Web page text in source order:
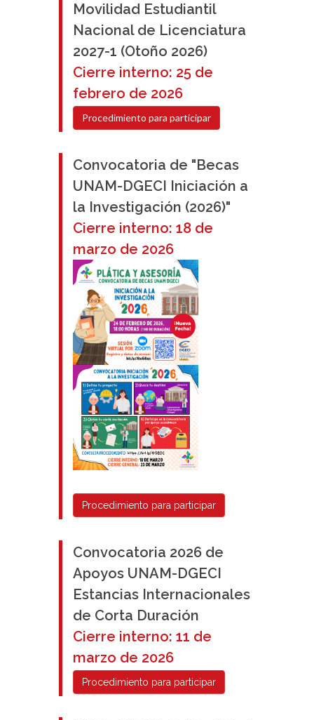
Movilidad Estudiantil
Nacional de Licenciatura
2027-1 (Otoño 2026)
Cierre interno: 25 de
febrero de 2026
Procedimiento para participar
Convocatoria de "Becas
UNAM-DGECI Iniciación a
la Investigación (2026)"
Cierre interno: 18 de
marzo de 2026
Procedimiento para participar
Convocatoria 2026 de
Apoyos UNAM-DGECI
Estancias Internacionales
de Corta Duración
Cierre interno: 11 de
marzo de 2026
Procedimiento para participar